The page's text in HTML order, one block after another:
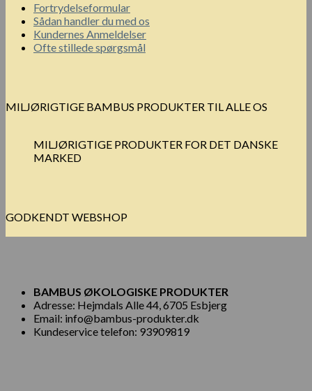
Fortrydelseformular
Sådan handler du med os
Kundernes Anmeldelser
Ofte stillede spørgsmål
MILJØRIGTIGE BAMBUS PRODUKTER TIL ALLE OS
MILJØRIGTIGE PRODUKTER FOR DET DANSKE
MARKED
GODKENDT WEBSHOP
BAMBUS ØKOLOGISKE PRODUKTER
Adresse: Hejmdals Alle 44, 6705 Esbjerg
Email: info@bambus-produkter.dk
Kundeservice telefon: 93909819